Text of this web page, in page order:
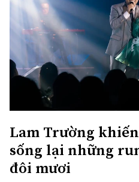
Lam Trường
sống lại những
đôi mươi